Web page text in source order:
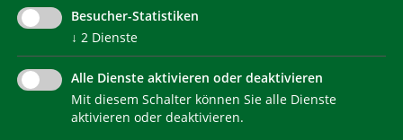
NEWSLETTER
Besucher-Statistiken
↓ 2 Dienste
Alle Dienste aktivieren oder deaktivieren
Mit diesem Schalter können Sie alle Dienste
aktivieren oder deaktivieren.